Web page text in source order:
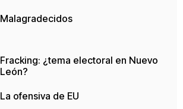
Malagradecidos
Fracking: ¿tema electoral en Nuevo
León?
La ofensiva de EU